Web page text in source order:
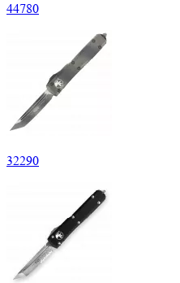
44780
32290